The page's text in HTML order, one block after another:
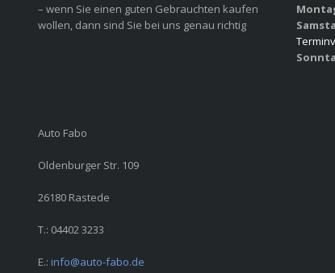
– wenn Sie einen guten Gebrauchten kaufen
wollen, dann sind Sie bei uns genau richtig
Auto Fabo
Oldenburger Str. 109
26180 Rastede
T.: 04402 3233
E.: info@auto-fabo.de